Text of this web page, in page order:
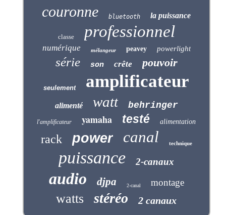
couronne bluetooth la puissance
classe professionnel
numérique mélangeur peavey powerlight
série son crête pouvoir
seulement amplificateur
alimenté watt behringer
l'amplificateur yamaha testé alimentation
rack power canal technique
puissance 2-canaux
audio djpa 2-canal montage
watts stéréo 2 canaux